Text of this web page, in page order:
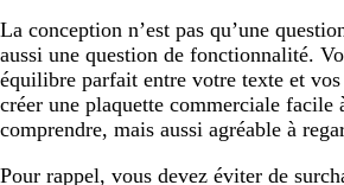
La conception n’est pas qu’une
aussi une question de fonctionnalité.
équilibre parfait entre votre texte et
créer une plaquette commerciale facile
comprendre, mais aussi agréable à
Pour rappel, vous devez éviter de